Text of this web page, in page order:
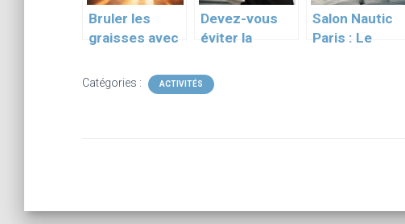
Bruler les
graisses avec
de
renforcement
Devez-vous
éviter la
?
Salon Nautic
Paris : Le
Catégories : ACTIVITÉS